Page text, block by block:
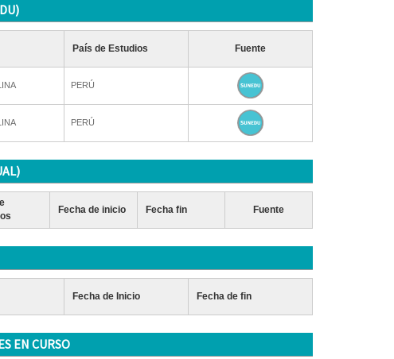
País de Estudios Fuente
PERÚ
PERÚ
Fecha de inicio Fecha fin Fuente
Fecha de Inicio Fecha de fin
EN CURSO